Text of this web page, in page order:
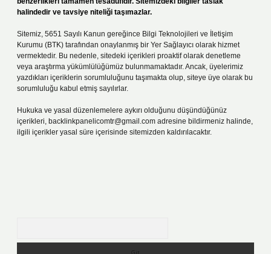
halindedir ve tavsiye niteliği taşımazlar.
Sitemiz, 5651 Sayılı Kanun gereğince Bilgi Teknolojileri ve İletişim
Kurumu (BTK) tarafından onaylanmış bir Yer Sağlayıcı olarak hizmet
vermektedir. Bu nedenle, sitedeki içerikleri proaktif olarak denetleme
veya araştırma yükümlülüğümüz bulunmamaktadır. Ancak, üyelerimiz
yazdıkları içeriklerin sorumluluğunu taşımakta olup, siteye üye olarak bu
sorumluluğu kabul etmiş sayılırlar.
Hukuka ve yasal düzenlemelere aykırı olduğunu düşündüğünüz
içerikleri, backlinkpanelicomtr@gmail.com adresine bildirmeniz halinde,
ilgili içerikler yasal süre içerisinde sitemizden kaldırılacaktır.